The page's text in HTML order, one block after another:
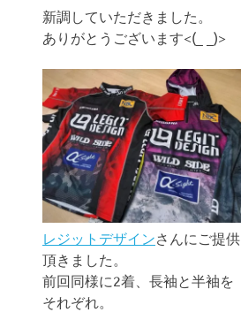
新調していただきました。
ありがとうございます<(_ _)>
レジットデザインさんにご提供
頂きました。
前回同様に2着、長袖と半袖を
それぞれ。